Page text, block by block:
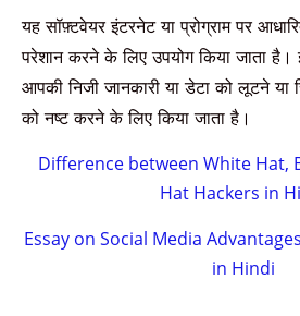
यह सॉफ़्टवेयर इंटरनेट या प्रोग्राम पर
परेशान करने के लिए उपयोग किया जाता है।
आपकी निजीजानकारी या डेटा को लूटने या
को नष्ट करने के लिए किया जाता है।
Difference between White Hat,
Hat Hackers in
Essay on Social Media
in Hindi